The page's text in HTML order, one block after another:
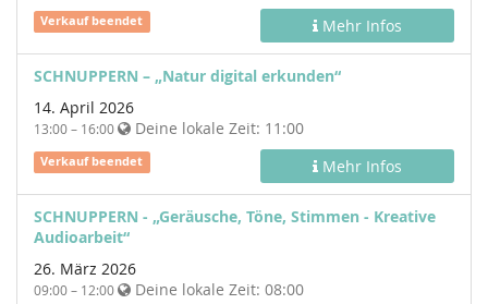
Verkauf beendet Mehr Infos
SCHNUPPERN – „Natur digital erkunden“
14. April 2026
13:00 – 16:00 Deine lokale Zeit: 11:00
Verkauf beendet Mehr Infos
SCHNUPPERN - „Geräusche, Töne, Stimmen - Kreative
Audioarbeit“
26. März 2026
09:00 – 12:00 Deine lokale Zeit: 08:00